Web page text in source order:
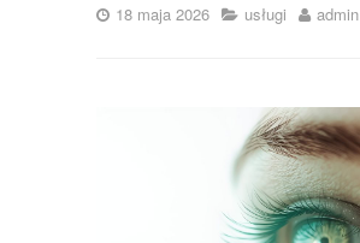
18 maja 2026 usługi admin